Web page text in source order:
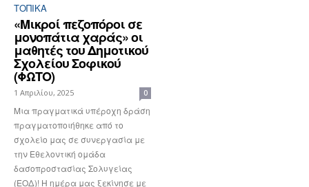
ΤΟΠΙΚΑ
«Μικροί πεζοπόροι σε
μονοπάτια χαράς» οι
μαθητές του Δημοτικού
Σχολείου Σοφικού
(ΦΩΤΟ)
1 Απριλίου, 2025 0
Μια πραγματικά υπέροχη δράση
πραγματοποιήθηκε από το
σχολείο μας σε συνεργασία με
την Εθελοντική ομάδα
δασοπροστασίας Σολυγείας
(ΕΟΔ)! Η ημέρα μας ξεκίνησε με